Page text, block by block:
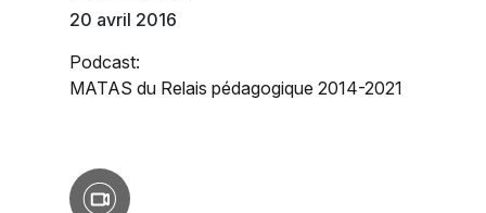
20 avril 2016
Podcast:
MATAS du Relais pédagogique 2014-2021